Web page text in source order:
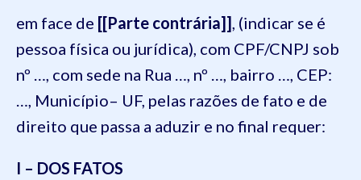
em face de [[Parte contrária]] , (indicar se é
pessoa física ou jurídica), com CPF/CNPJ sob
nº …, com sede na Rua …, nº …, bairro …, CEP:
…, Município– UF, pelas razões de fato e de
direito que passa a aduzir e no final requer:
I – DOS FATOS